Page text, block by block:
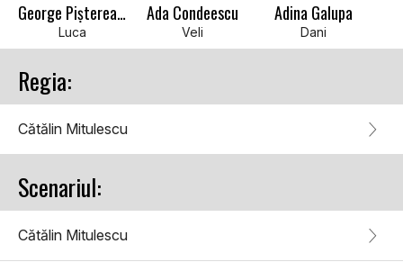
George Piștereanu
Luca
Ada Condeescu
Veli
Adina Galupa
Dani
Regia:
Cătălin Mitulescu
Scenariul:
Cătălin Mitulescu